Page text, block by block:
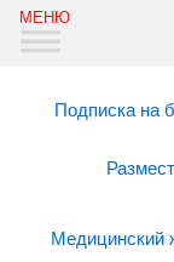
Подписка на
Медицинский